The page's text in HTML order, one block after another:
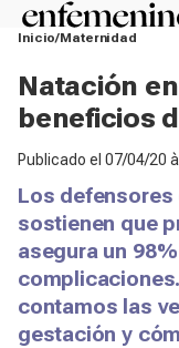
Inicio Maternidad
Natación
beneficios
Publicado el 07/04/20
Los defensores
sostienen que
asegura un
contamos las
gestación y